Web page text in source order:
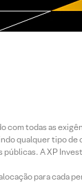
com todas as
qualquer tipo
A XP
para cada